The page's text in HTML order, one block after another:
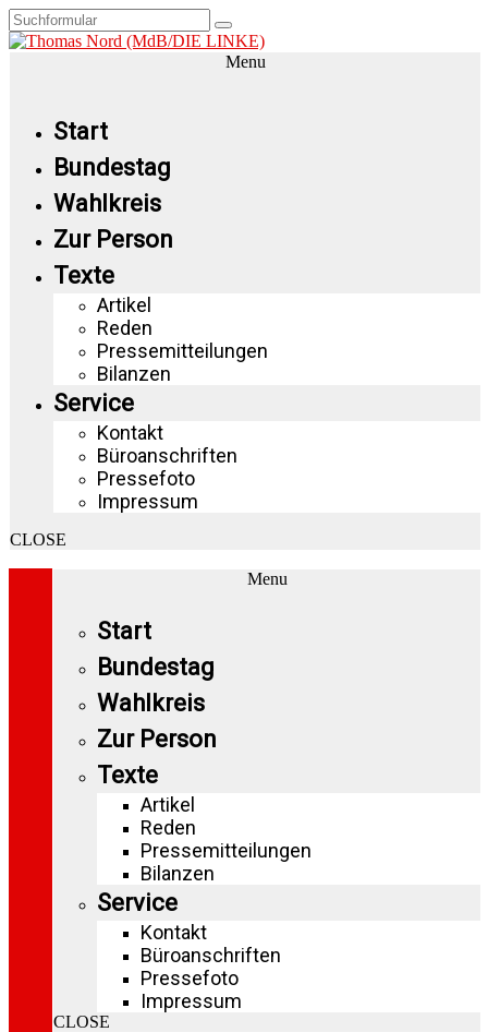
Menu
Start
Bundestag
Wahlkreis
Zur Person
Texte
Artikel
Reden
Pressemitteilungen
Bilanzen
Service
Kontakt
Büroanschriften
Pressefoto
Impressum
CLOSE
Menu
Start
Bundestag
Wahlkreis
Zur Person
Texte
Artikel
Reden
Pressemitteilungen
Bilanzen
Service
Kontakt
Büroanschriften
Pressefoto
Impressum
CLOSE